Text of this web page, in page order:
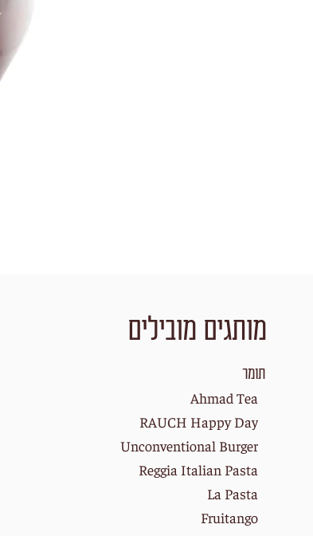
מותגים מובילים
תומר
Ahmad Tea
RAUCH Happy Day
Unconventional Burger
Reggia Italian Pasta
La Pasta
Fruitango